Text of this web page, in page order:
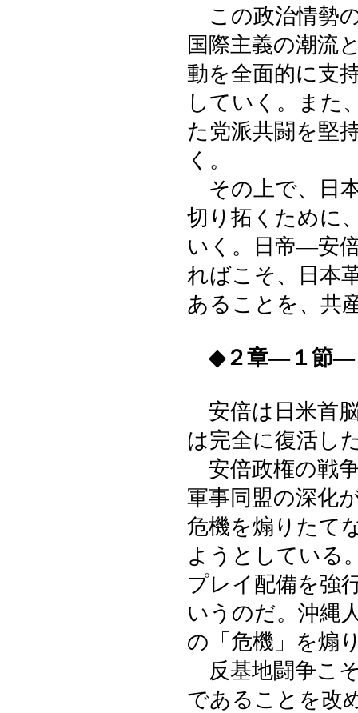
この政治情勢
国際主義の潮流
動を全面的に支
していく。また
た党派共闘を堅
く。
その上で、日
切り拓くために
いく。日帝―安
ればこそ、日本
あることを、共
◆２章―１節―
安倍は日米首
は完全に復活し
安倍政権の戦
軍事同盟の深化
危機を煽りたて
ようとしている
プレイ配備を強
いうのだ。沖縄
の「危機」を煽
反基地闘争こ
であることを改